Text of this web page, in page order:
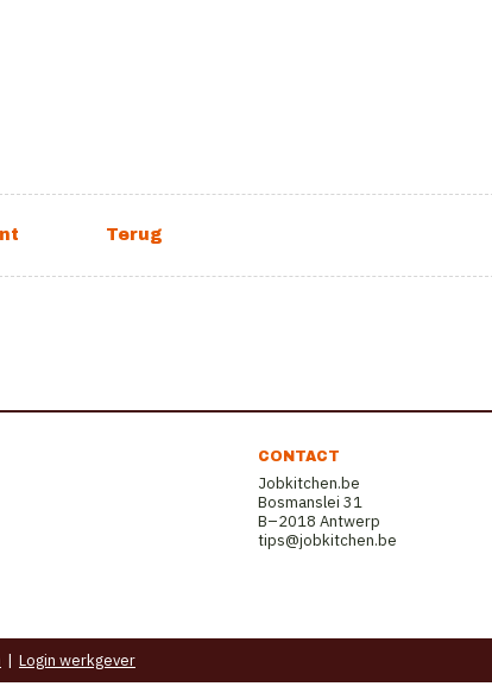
CONTACT
Jobkitchen.be
Bosmanslei 31
B–2018 Antwerp
tips@jobkitchen.be
| Login werkgever